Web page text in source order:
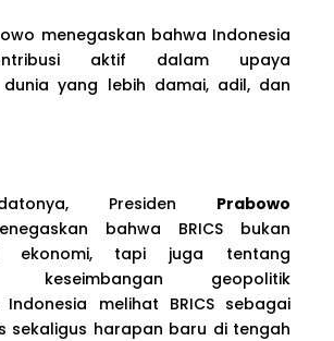
menegaskan bahwa Indonesia
aktif dalam upaya
dunia yang lebih damai, adil, dan
Presiden Prabowo
bahwa BRICS bukan
ekonomi, tapi juga tentang
keseimbangan geopolitik
Indonesia melihat BRICS sebagai
sekaligus harapan baru di tengah